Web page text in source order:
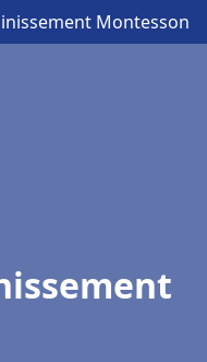
Montesson